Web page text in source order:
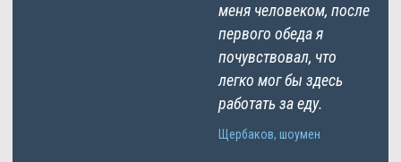
меня человеком, после
первого обеда я
почувствовал, что
легко мог бы здесь
работать за еду.
Щербаков, шоумен